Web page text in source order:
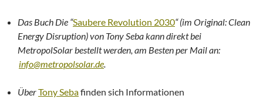
Das Buch Die “Saubere Revolution 2030“(im Original: Clean
Energy Disruption) von Tony Seba kann direkt bei
MetropolSolarbestellt werden, am Besten per Mail an:
info@metropolsolar.de.
ÜberTony Sebafinden sich Informationen